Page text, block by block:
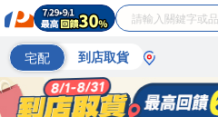
宅配 到店取貨